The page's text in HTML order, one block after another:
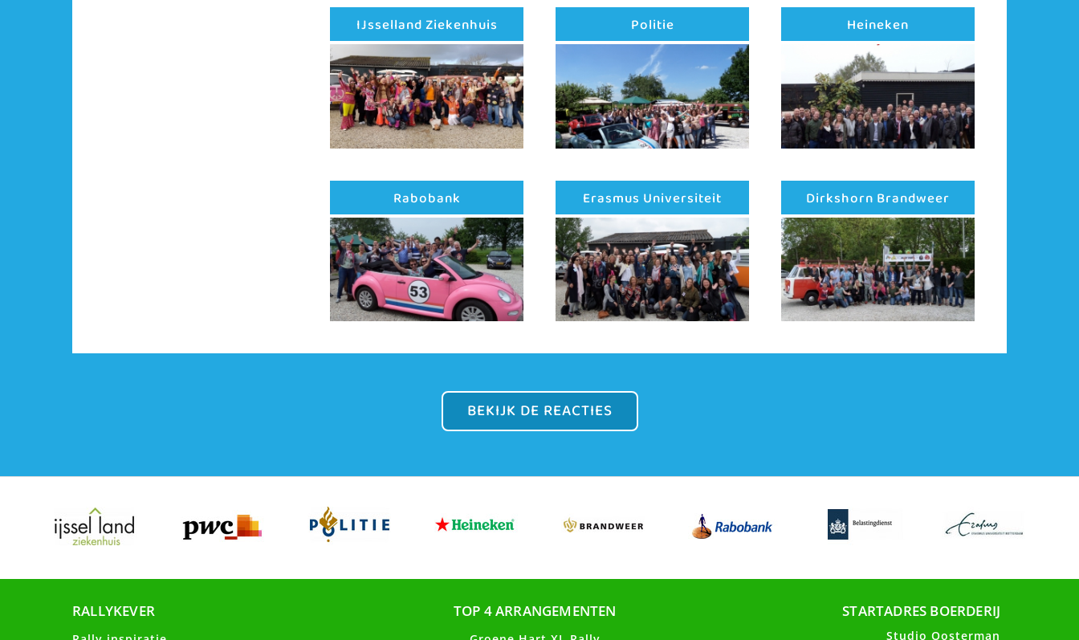
IJsselland Ziekenhuis
Rabobank
Politie
Erasmus Universiteit
Heineken
Dirkshorn Brandweer
BEKIJK DE REACTIES
RALLYKEVER TOP 4 ARRANGEMENTEN STARTADRES BOERDERIJ
Studio Oosterman